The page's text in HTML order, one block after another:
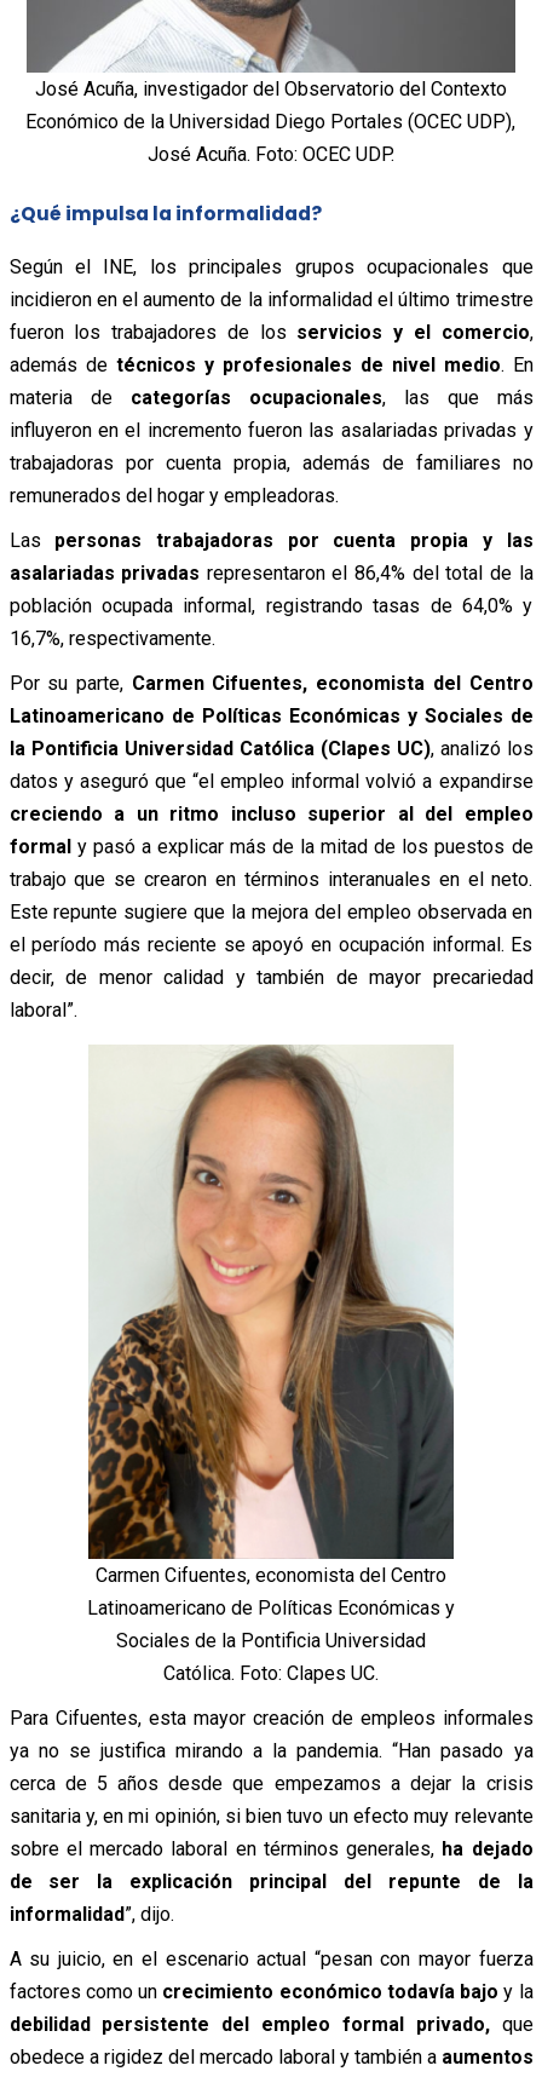
José Acuña, investigador del Observatorio del Contexto
Económico de la Universidad Diego Portales (OCEC UDP),
José Acuña. Foto: OCEC UDP.
¿Qué impulsa la informalidad?
Según el INE, los principales grupos ocupacionales que
incidieron en el aumento de la informalidad el último trimestre
fueron los trabajadores de los servicios y el comercio,
además de técnicos y profesionales de nivel medio. En
materia decategorías ocupacionales, las que más
influyeron en el incremento fueron las asalariadas privadas y
trabajadoras por cuenta propia, además de familiares no
remunerados del hogar y empleadoras.
Las personas trabajadoras por cuenta propia y las
asalariadas privadas representaron el 86,4% del total de la
población ocupada informal, registrando tasas de 64,0% y
16,7%, respectivamente.
Por su parte, Carmen Cifuentes, economista del Centro
Latinoamericano de Políticas Económicas y Sociales de
la Pontificia Universidad Católica (Clapes UC), analizó los
datos y aseguró que “el empleo informal volvió a expandirse
creciendo a un ritmo incluso superior al del empleo
formal y pasó a explicar más de la mitad de los puestos de
trabajo que se crearon en términos interanuales en el neto.
Este repunte sugiere que la mejora del empleo observada en
el período más reciente se apoyó en ocupación informal. Es
decir, de menor calidad y también de mayor precariedad
laboral”.
Carmen Cifuentes, economista del Centro
Latinoamericano de Políticas Económicas y
Sociales de la Pontificia Universidad
Católica. Foto: Clapes UC.
Para Cifuentes, esta mayor creación de empleos informales
ya no se justifica mirando a la pandemia. “Han pasado ya
cerca de 5 años desde que empezamos a dejar la crisis
sanitaria y, en mi opinión, si bien tuvo un efecto muy relevante
sobre el mercado laboral en términos generales, ha dejado
de ser la explicación principal del repunte de la
informalidad”, dijo.
A su juicio, en el escenario actual “pesan con mayor fuerza
factores como un crecimiento económico todavía bajo y la
debilidad persistente del empleo formal privado, que
obedece a rigidez del mercado laboral y también aaumentos